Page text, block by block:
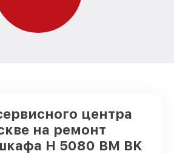
центра
на ремонт
H 5080 BM BK